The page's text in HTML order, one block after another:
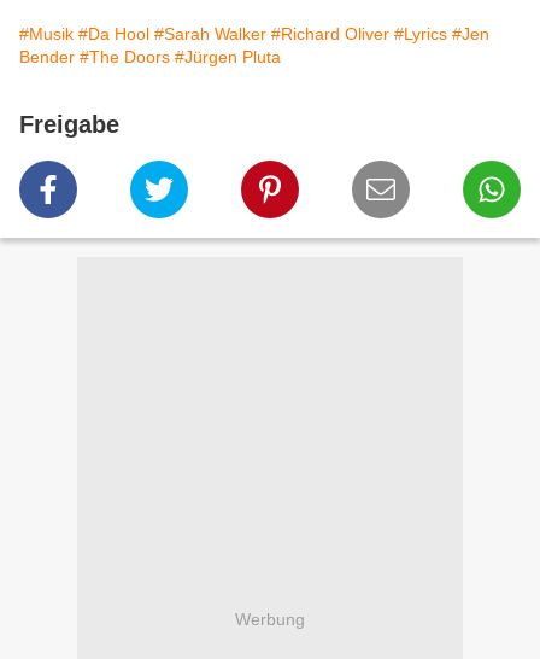
#Musik #Da Hool #Sarah Walker #Richard Oliver #Lyrics #Jen
Bender #The Doors #Jürgen Pluta
Freigabe
Werbung